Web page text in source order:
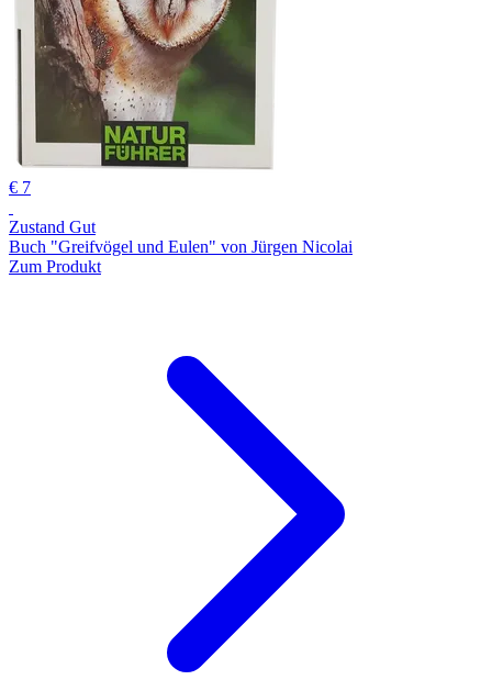
€ 7
Zustand Gut
Buch "Greifvögel und Eulen" von Jürgen Nicolai
Zum Produkt